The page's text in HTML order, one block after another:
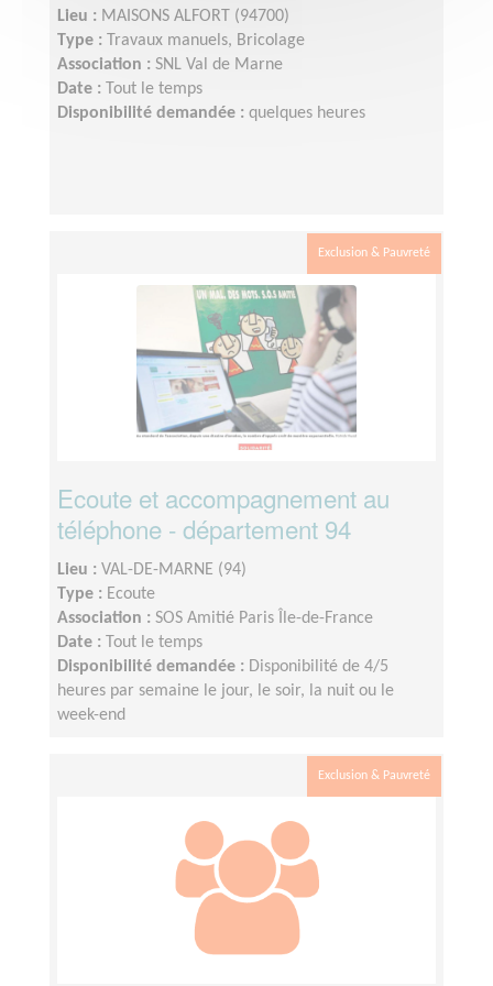
Lieu : MAISONS ALFORT (94700)
Type :
Travaux manuels, Bricolage
Association : SNL Val de Marne
Date :
Tout le temps
Disponibilité demandée : quelques heures
Exclusion & Pauvreté
Ecoute et accompagnement au
téléphone - département 94
Lieu : VAL-DE-MARNE (94)
Type : Ecoute
Association : SOS Amitié Paris Île-de-France
Date :
Tout le temps
Disponibilité demandée : Disponibilité de 4/5
heures par semaine le jour, le soir, la nuit ou le
week-end
Exclusion & Pauvreté